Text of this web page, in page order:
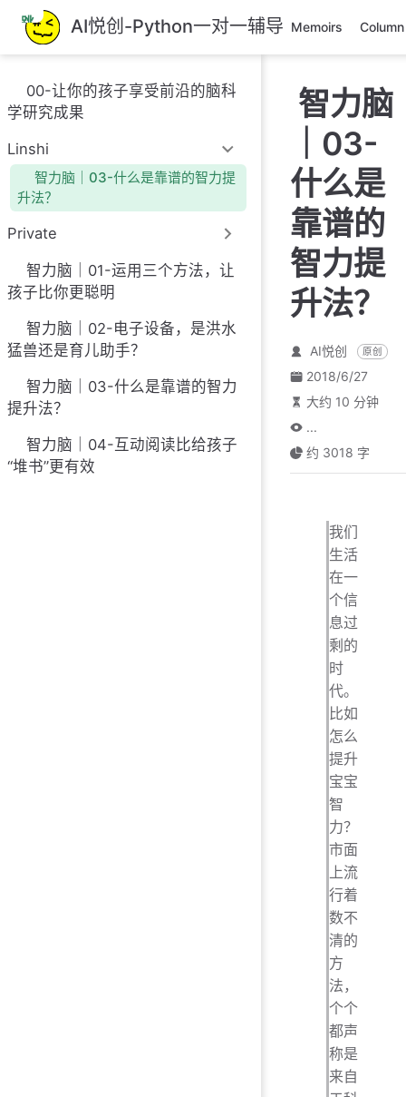
跳
至
主
內
容
AI悦创-Python一对一辅导 Memoirs Column
00-让你的孩子享受前沿的脑科
学研究成果
Linshi
智力脑｜03-什么是靠谱的智力提
升法？
Private
智力脑｜01-运用三个方法，让
孩子比你更聪明
智力脑｜02-电子设备，是洪水
猛兽还是育儿助手？
智力脑｜03-什么是靠谱的智力
提升法？
智力脑｜04-互动阅读比给孩子
“堆书”更有效
智力脑
｜03-
什么是
靠谱的
智力提
升法？
AI悦创 原创
2018/6/27
大约 10 分钟
...
约 3018 字
我们
生活
在一
个信
息过
剩的
时
代。
比如
怎么
提升
宝宝
智
力？
市面
上流
行着
数不
清的
方
法，
个个
都声
称是
来自